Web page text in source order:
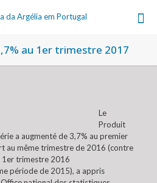
au 1er trimestre 2017
Le
Produit
a augmenté de 3,7% au premier
au même trimestre de 2016 (contre
1er trimestre 2016
période de 2015), a appris